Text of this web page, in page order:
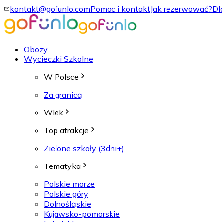
kontakt@gofunlo.comPomoc i kontaktJak rezerwować?
Obozy
Wycieczki Szkolne
W Polsce
Za granicą
Wiek
Top atrakcje
Zielone szkoły (3dni+)
Tematyka
Polskie morze
Polskie góry
Dolnośląskie
Kujawsko-pomorskie